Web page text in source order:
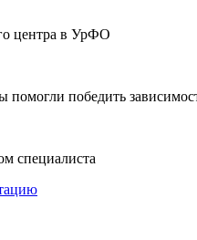
центра в УрФО
помогли победить
специалиста